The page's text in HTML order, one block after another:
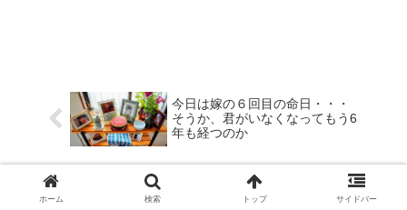
今日は嫁の６回目の命日・・・
そうか、君がいなくなってもう6
年も経つのか
人の一生とは・・・私が考える
に好きな人、好きなことにどれ
だけ出会えたか
ホーム 検索 トップ サイドバー